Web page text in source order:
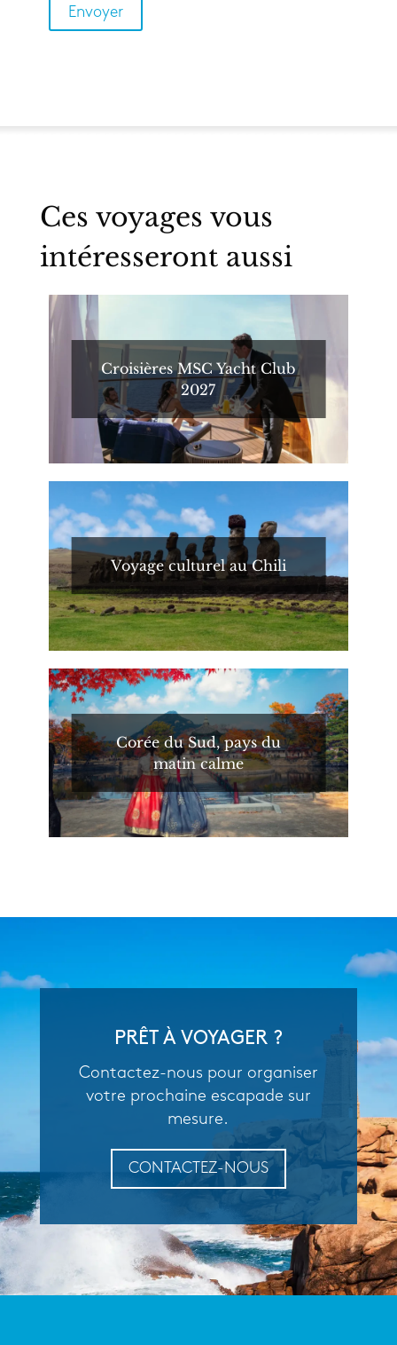
Ces voyages vous
intéresseront aussi
Croisières MSC Yacht Club
2027
Voyage culturel au Chili
Corée du Sud, pays du
matin calme
PRÊT À VOYAGER ?
Contactez-nous pour organiser
votre prochaine escapade sur
mesure.
CONTACTEZ-NOUS